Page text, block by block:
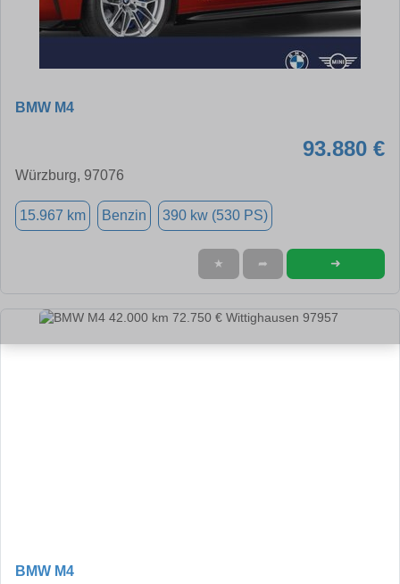
BMW M4
93.880 €
Würzburg, 97076
15.967 km Benzin 390 kw (530 PS)
★ ➦ ➜
BMW M4